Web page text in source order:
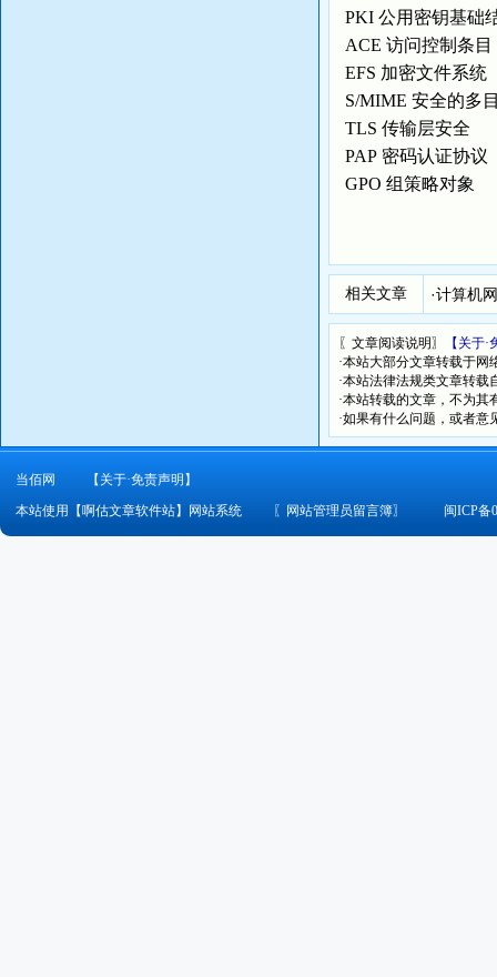
PKI 公用密钥基础
ACE 访问控制条
EFS 加密文件系统
S/MIME 安全的多
TLS 传输层安全
PAP 密码认证协议
GPO 组策略对象
相关文章 ·计算机
〖文章阅读说明〗
【关于
·本站大部分文章转载于
·本站法律法规类文章转
·本站转载的文章，不为
·如果有什么问题，或者意
当佰网
【关于·免责声明】
本站使用【啊估文章软件站】网站系统
〖 网站管理员留言簿〗 闽ICP备